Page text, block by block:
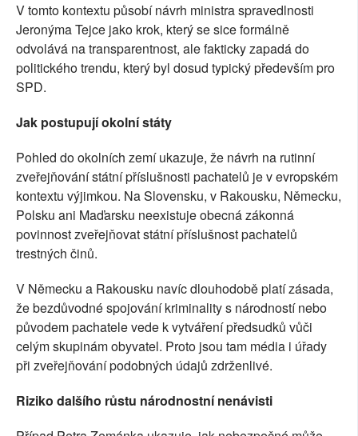
V tomto kontextu působí návrh ministra spravedlnosti
Jeronýma Tejce jako krok, který se sice formálně
odvolává na transparentnost, ale fakticky zapadá do
politického trendu, který byl dosud typický především pro
SPD.
Jak postupují okolní státy
Pohled do okolních zemí ukazuje, že návrh na rutinní
zveřejňování státní příslušnosti pachatelů je v evropském
kontextu výjimkou. Na Slovensku, v Rakousku, Německu,
Polsku ani Maďarsku neexistuje obecná zákonná
povinnost zveřejňovat státní příslušnost pachatelů
trestných činů.
V Německu a Rakousku navíc dlouhodobě platí zásada,
že bezdůvodné spojování kriminality s národností nebo
původem pachatele vede k vytváření předsudků vůči
celým skupinám obyvatel. Proto jsou tam média i úřady
při zveřejňování podobných údajů zdrženlivé.
Riziko dalšího růstu národnostní nenávisti